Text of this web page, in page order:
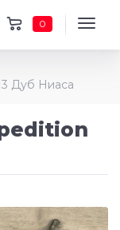
0
Дуб Ниаса